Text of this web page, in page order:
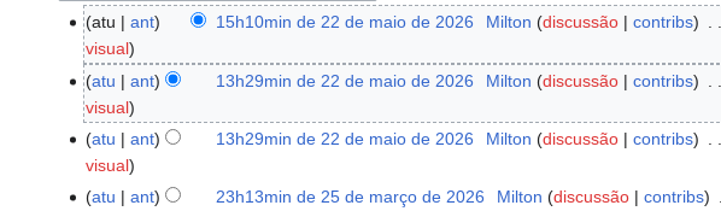
22
maio
2026
atu ant 15h10min de 22 de maio de 2026 Milton discussão contribs
visual
atu
ant 13h29min de 22 de maio de 2026 Milton discussão contribs
visual
atu
ant 13h29min de 22 de maio de 2026 Milton discussão contribs
visual
25
atu ant 23h13min de 25 de março de 2026 Milton discussão contribs